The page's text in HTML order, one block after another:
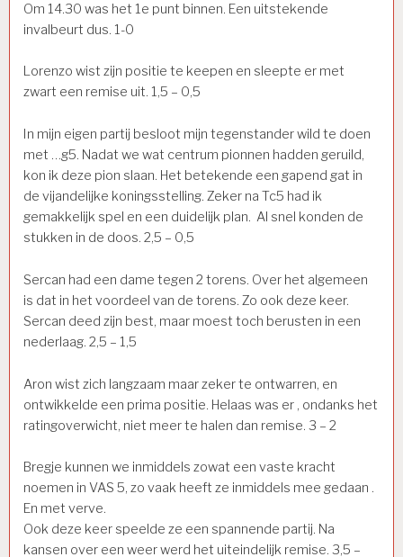
Om 14.30 was het 1e punt binnen. Een uitstekende
invalbeurt dus. 1-0
Lorenzo wist zijn positie te keepen en sleepte er met
zwart een remise uit. 1,5 – 0,5
In mijn eigen partij besloot mijn tegenstander wild te doen
met …g5. Nadat we wat centrum pionnen hadden geruild,
kon ik deze pion slaan. Het betekende een gapend gat in
de vijandelijke koningsstelling. Zeker na Tc5 had ik
gemakkelijk spel en een duidelijk plan. Al snel konden de
stukken in de doos. 2,5 – 0,5
Sercan had een dame tegen 2 torens. Over het algemeen
is dat in het voordeel van de torens. Zo ook deze keer.
Sercan deed zijn best, maar moest toch berusten in een
nederlaag. 2,5 – 1,5
Aron wist zich langzaam maar zeker te ontwarren, en
ontwikkelde een prima positie. Helaas was er , ondanks het
ratingoverwicht, niet meer te halen dan remise. 3 – 2
Bregje kunnen we inmiddels zowat een vaste kracht
noemen in VAS 5, zo vaak heeft ze inmiddels mee gedaan .
En met verve.
Ook deze keer speelde ze een spannende partij. Na
kansen over een weer werd het uiteindelijk remise. 3,5 –